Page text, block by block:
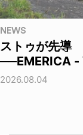
NEWS
ストゥが先導
──EMERICA -
2026.08.04